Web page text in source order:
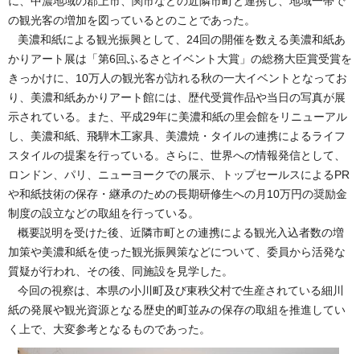
の観光客の増加を図っているとのことであった。
美濃和紙による観光振興として、24回の開催を数える美濃和紙あ
かりアート展は「第6回ふるさとイベント大賞」の総務大臣賞受賞を
きっかけに、10万人の観光客が訪れる秋の一大イベントとなってお
り、美濃和紙あかりアート館には、歴代受賞作品や当日の写真が展
示されている。また、平成29年に美濃和紙の里会館をリニューアル
し、美濃和紙、飛騨木工家具、美濃焼・タイルの連携によるライフ
スタイルの提案を行っている。さらに、世界への情報発信として、
ロンドン、パリ、ニューヨークでの展示、トップセールスによるPR
や和紙技術の保存・継承のための長期研修生への月10万円の奨励金
制度の設立などの取組を行っている。
概要説明を受けた後、近隣市町との連携による観光入込者数の増
加策や美濃和紙を使った観光振興策などについて、委員から活発な
質疑が行われ、その後、同施設を見学した。
今回の視察は、本県の小川町及び東秩父村で生産されている細川
紙の発展や観光資源となる歴史的町並みの保存の取組を推進してい
く上で、大変参考となるものであった。